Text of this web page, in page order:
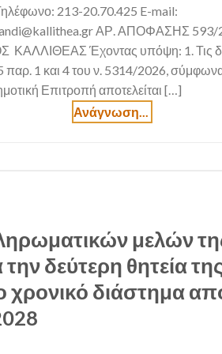
213-20.70.425 E-mail:
ΑΡ. ΑΠΟΦΑΣΗΣ 593/
Έχοντας υπόψη: 1. Τις
1 και 4 του ν. 5314/2026, σύμφωνα
Επιτροπή αποτελείται […]
μελών
δεύτερη θητεία της
χρονικό διάστημα